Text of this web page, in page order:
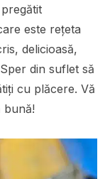
este rețeta
delicioasă,
din suflet să
cu plăcere. Vă
bună!